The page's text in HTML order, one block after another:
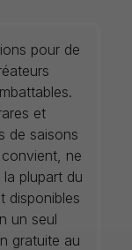
pour de
et
de saisons
ne
plupart du
disponibles
un seul
gratuite au